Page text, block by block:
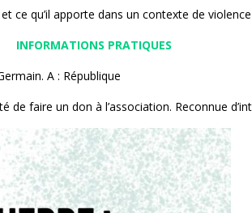
ce qu’il apporte dans un contexte de
INFORMATIONS PRATIQUES
A : République
faire un don à l’association. Reconnue